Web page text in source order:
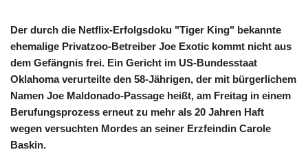
Der durch die Netflix-Erfolgsdoku "Tiger King" bekannte
ehemalige Privatzoo-Betreiber Joe Exotic kommt nicht aus
dem Gefängnis frei. Ein Gericht im US-Bundesstaat
Oklahoma verurteilte den 58-Jährigen, der mit bürgerlichem
Namen Joe Maldonado-Passage heißt, am Freitag in einem
Berufungsprozess erneut zu mehr als 20 Jahren Haft
wegen versuchten Mordes an seiner Erzfeindin Carole
Baskin.